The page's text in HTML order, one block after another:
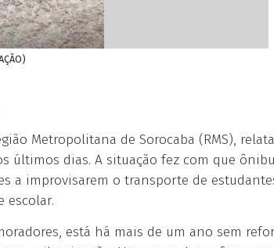
Metropolitana de Sorocaba (RMS),
últimos dias. A situação fez com que
a improvisarem o transporte de
escolar.
está há mais de um ano sem